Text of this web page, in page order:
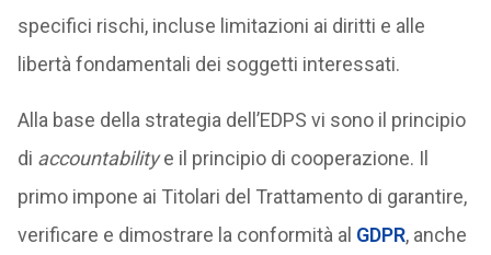
specifici rischi, incluse limitazioni ai diritti e alle
libertà fondamentali dei soggetti interessati.
Alla base della strategia dell’EDPS vi sono il principio
di accountabilitye il principio di cooperazione. Il
primo impone ai Titolari del Trattamento di garantire,
verificare e dimostrare la conformità al GDPR, anche